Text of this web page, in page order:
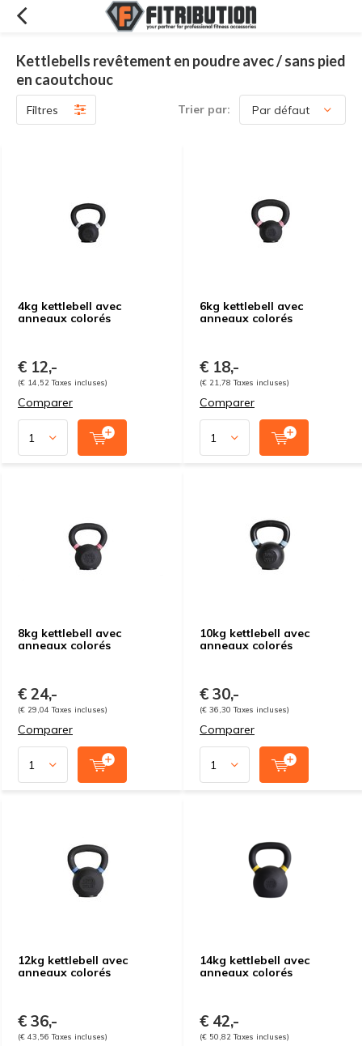
Kettlebells revêtement en poudre avec / sans pied
en caoutchouc
Filtres Trier par:
4kg kettlebell avec
anneaux colorés
€ 12,-
(€ 14,52 Taxes incluses)
Comparer
6kg kettlebell avec
anneaux colorés
€ 18,-
(€ 21,78 Taxes incluses)
Comparer
8kg kettlebell avec
anneaux colorés
€ 24,-
(€ 29,04 Taxes incluses)
Comparer
10kg kettlebell avec
anneaux colorés
€ 30,-
(€ 36,30 Taxes incluses)
Comparer
12kg kettlebell avec
anneaux colorés
€ 36,-
(€ 43,56 Taxes incluses)
14kg kettlebell avec
anneaux colorés
€ 42,-
(€ 50,82 Taxes incluses)